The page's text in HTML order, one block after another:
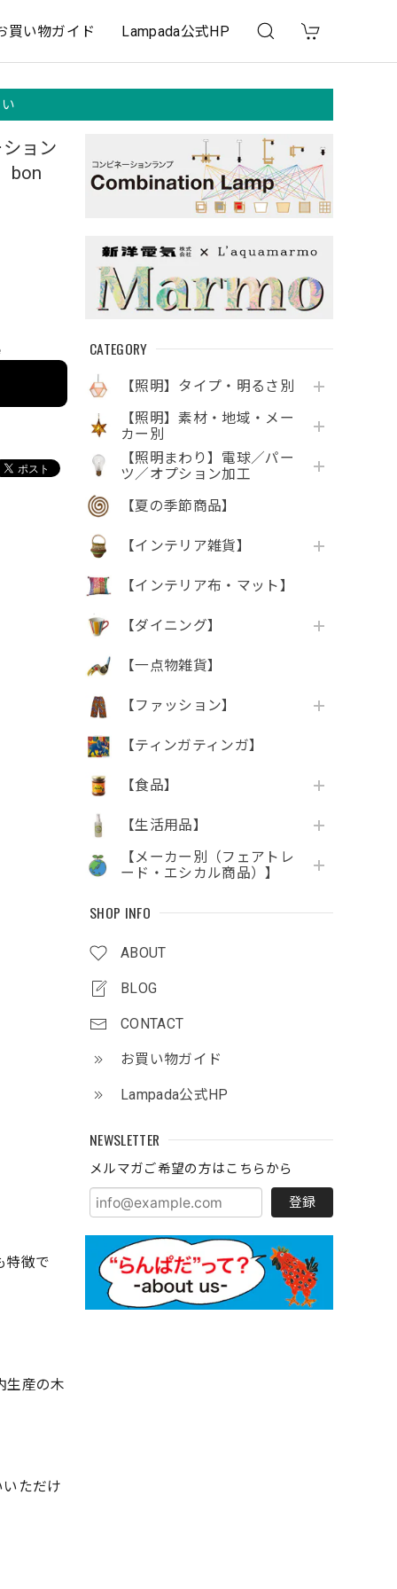
買い物ガイド Lampada公式HP
CATEGORY
【照明】タイプ・明るさ別
【照明】素材・地域・メー
カー別
【照明まわり】電球／パー
ツ／オプション加工
【夏の季節商品】
【インテリア雑貨】
【インテリア布・マット】
【ダイニング】
【一点物雑貨】
【ファッション】
【ティンガティンガ】
【食品】
【生活用品】
【メーカー別（フェアトレ
ード・エシカル商品）】
SHOP INFO
ABOUT
BLOG
CONTACT
お買い物ガイド
Lampada公式HP
NEWSLETTER
メルマガご希望の方はこちらから
登録
ョン
bon
特徴で
生産の木
ただけ